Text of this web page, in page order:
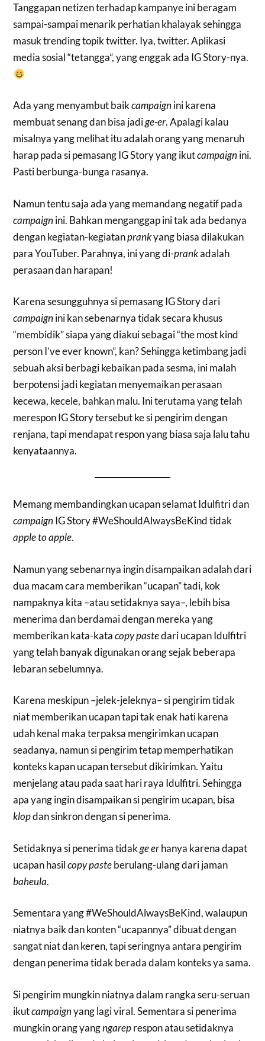
Tanggapan netizen terhadap kampanye ini beragam
sampai-sampai menarik perhatian khalayak sehingga
masuk trending topik twitter. Iya, twitter. Aplikasi
media sosial “tetangga”, yang enggak ada IG Story-nya.
Ada yang menyambut baikcampaignini karena
membuat senang dan bisa jadige-er. Apalagi kalau
misalnya yang melihat itu adalah orang yang menaruh
harap pada si pemasang IG Story yang ikutcampaignini.
Pasti berbunga-bunga rasanya.
Namun tentu saja ada yang memandang negatif pada
campaignini. Bahkan menganggap ini tak ada bedanya
dengan kegiatan-kegiatanprankyang biasa dilakukan
para YouTuber. Parahnya, ini yang di-prankadalah
perasaan dan harapan!
Karena sesungguhnya si pemasang IG Story dari
campaignini kan sebenarnya tidak secara khusus
“membidik” siapa yang diakui sebagai “the most kind
person I’ve ever known”, kan? Sehingga ketimbang jadi
sebuah aksi berbagi kebaikan pada sesma, ini malah
berpotensi jadi kegiatan menyemaikan perasaan
kecewa, kecele, bahkan malu. Ini terutama yang telah
merespon IG Story tersebut ke si pengirim dengan
renjana, tapi mendapat respon yang biasa saja lalu tahu
kenyataannya.
Memang membandingkan ucapan selamat Idulfitri dan
campaignIG Story #WeShouldAlwaysBeKind tidak
apple to apple.
Namun yang sebenarnya ingin disampaikan adalah dari
dua macam cara memberikan “ucapan” tadi, kok
nampaknya kita –atau setidaknya saya–, lebih bisa
menerima dan berdamai dengan mereka yang
memberikan kata-katacopy pastedari ucapan Idulfitri
yang telah banyak digunakan orang sejak beberapa
lebaran sebelumnya.
Karena meskipun –jelek-jeleknya– si pengirim tidak
niat memberikan ucapan tapi tak enak hati karena
udah kenal maka terpaksa mengirimkan ucapan
seadanya, namun si pengirim tetap memperhatikan
konteks kapan ucapan tersebut dikirimkan. Yaitu
menjelang atau pada saat hari raya Idulfitri. Sehingga
apa yang ingin disampaikan si pengirim ucapan, bisa
klopdan sinkron dengan si penerima.
Setidaknya si penerima tidakge erhanya karena dapat
ucapan hasilcopy pasteberulang-ulang dari jaman
baheula.
Sementara yang #WeShouldAlwaysBeKind, walaupun
niatnya baik dan konten “ucapannya” dibuat dengan
sangat niat dan keren, tapi seringnya antara pengirim
dengan penerima tidak berada dalam konteks ya sama.
Si pengirim mungkin niatnya dalam rangka seru-seruan
ikutcampaignyang lagi viral. Sementara si penerima
mungkin orang yangngareprespon atau setidaknya